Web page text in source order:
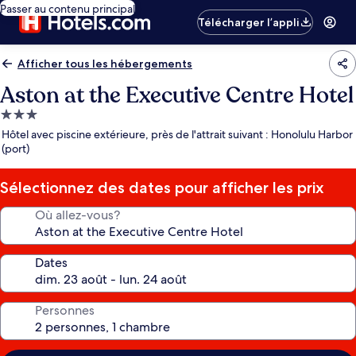
Passer au contenu principal
Télécharger l’appli
Afficher tous les hébergements
Aston at the Executive Centre Hotel
Hébergement
3.0 étoiles
Hôtel avec piscine extérieure, près de l'attrait suivant : Honolulu Harbor
(port)
Sélectionnez des dates pour afficher les prix
Où allez-vous?
Dates
Personnes